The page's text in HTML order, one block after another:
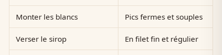
Monter les blancs Pics fermes et souples
Verser le sirop En filet fin et régulier